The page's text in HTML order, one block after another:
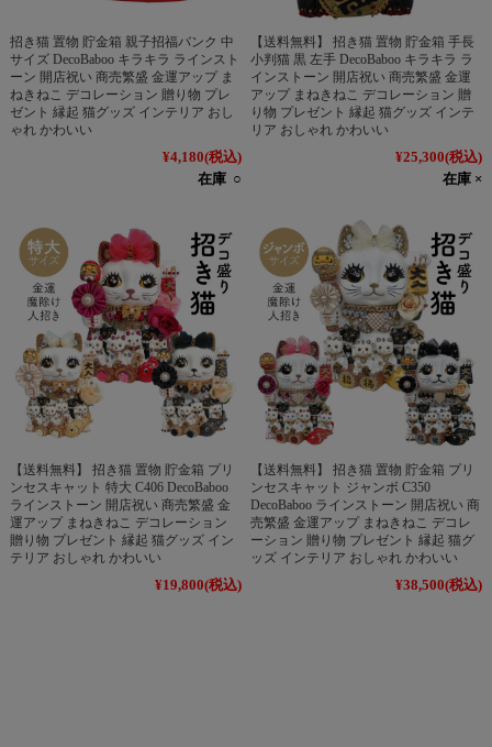
招き猫 置物 貯金箱 親子招福バンク 中
サイズ DecoBaboo キラキラ ラインスト
ーン 開店祝い 商売繁盛 金運アップ ま
ねきねこ デコレーション 贈り物 プレ
ゼント 縁起 猫グッズ インテリア おし
ゃれ かわいい
¥4,180(税込)
在庫 ○
【送料無料】 招き猫 置物 貯金箱 手長
小判猫 黒 左手 DecoBaboo キラキラ ラ
インストーン 開店祝い 商売繁盛 金運
アップ まねきねこ デコレーション 贈
り物 プレゼント 縁起 猫グッズ インテ
リア おしゃれ かわいい
¥25,300(税込)
在庫 ×
【送料無料】 招き猫 置物 貯金箱 プリ
ンセスキャット 特大 C406 DecoBaboo
ラインストーン 開店祝い 商売繁盛 金
運アップ まねきねこ デコレーション
贈り物 プレゼント 縁起 猫グッズ イン
テリア おしゃれ かわいい
¥19,800(税込)
【送料無料】 招き猫 置物 貯金箱 プリ
ンセスキャット ジャンボ C350
DecoBaboo ラインストーン 開店祝い 商
売繁盛 金運アップ まねきねこ デコレ
ーション 贈り物 プレゼント 縁起 猫グ
ッズ インテリア おしゃれ かわいい
¥38,500(税込)